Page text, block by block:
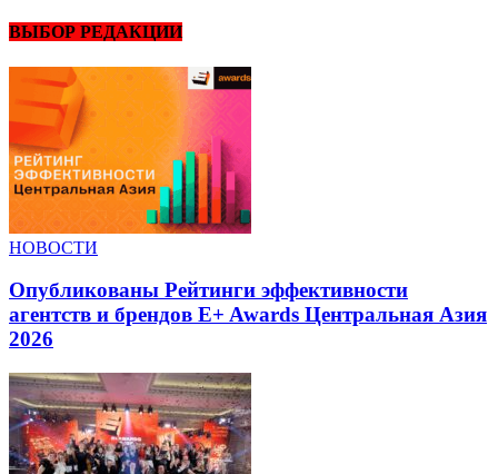
ВЫБОР РЕДАКЦИИ
НОВОСТИ
Опубликованы Рейтинги эффективности
агентств и брендов E+ Awards Центральная Азия
2026